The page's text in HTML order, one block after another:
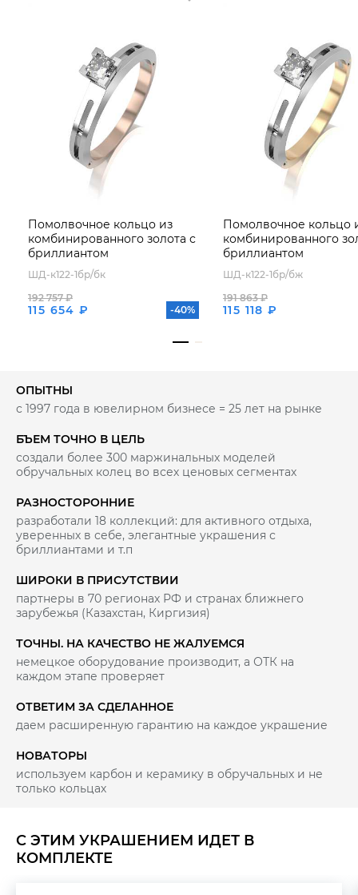
Помолвочное кольцо из
комбинированного золота с
бриллиантом
ШД-к122-1бр/бк
115 654 ₽
192 757 ₽
-40%
Помолвочное кольцо
комбинированного
бриллиантом
ШД-к122-1бр/бж
115 118 ₽
191 863 ₽
С ЭТИМ УКРАШЕНИЕМ ИДЕТ В
КОМПЛЕКТЕ
ОПЫТНЫ
с 1997 года в ювелирном бизнесе = 25 лет на рынке
БЪЕМ ТОЧНО В ЦЕЛЬ
создали более 300 маржинальных моделей
обручальных колец во всех ценовых сегментах
РАЗНОСТОРОННИЕ
разработали 18 коллекций: для активного отдыха,
уверенных в себе, элегантные украшения с
бриллиантами и т.п
ШИРОКИ В ПРИСУТСТВИИ
партнеры в 70 регионах РФ и странах ближнего
зарубежья (Казахстан, Киргизия)
ТОЧНЫ. НА КАЧЕСТВО НЕ ЖАЛУЕМСЯ
немецкое оборудование производит, а ОТК на
каждом этапе проверяет
ОТВЕТИМ ЗА СДЕЛАННОЕ
даем расширенную гарантию на каждое украшение
НОВАТОРЫ
используем карбон и керамику в обручальных и не
только кольцах